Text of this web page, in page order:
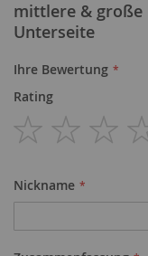
mittlere &
Unterseite
Ihre Bewertung
Rating
Nickname